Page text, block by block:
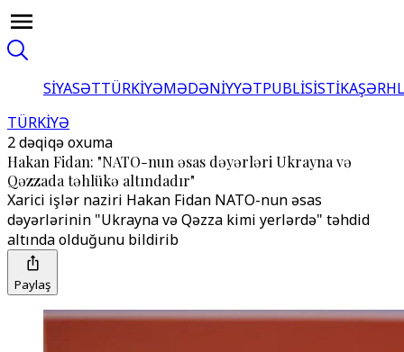
SİYASƏTTÜRKİYƏMƏDƏNİYYƏTPUBLİSİSTİKA
TÜRKİYƏ
2 dəqiqə oxuma
Hakan Fidan: "NATO-nun əsas dəyərləri Ukrayna və
Qəzzada təhlükə altındadır"
Xarici işlər naziri Hakan Fidan NATO-nun əsas
dəyərlərinin "Ukrayna və Qəzza kimi yerlərdə" təhdid
altında olduğunu bildirib
Paylaş